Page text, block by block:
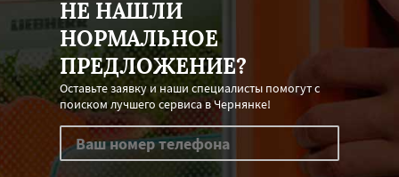
НЕ НАШЛИ
НОРМАЛЬНОЕ
ПРЕДЛОЖЕНИЕ?
Оставьте заявку и наши специалисты помогут с
поиском лучшего сервиса в Чернянке!